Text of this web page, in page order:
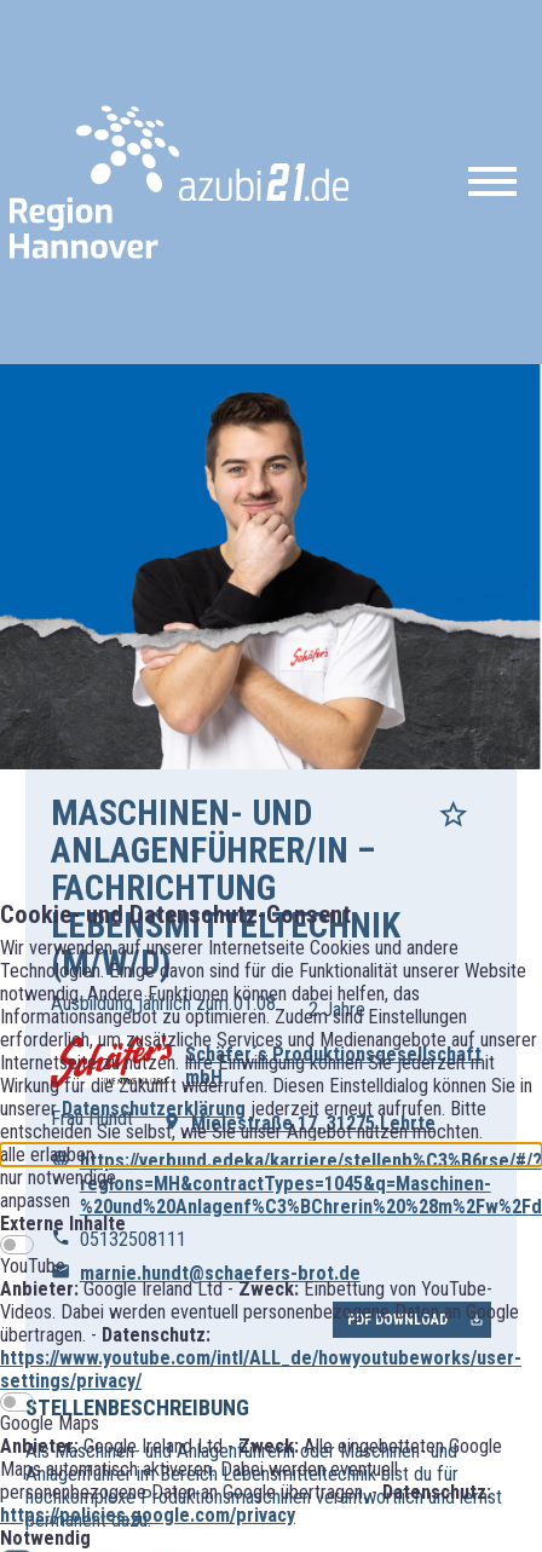
Cookie- und Datenschutz-Consent
Wir verwenden auf unserer Internetseite Cookies und andere
Technologien. Einige davon sind für die Funktionalität unserer Website
notwendig. Andere Funktionen können dabei helfen, das
Informationsangebot zu optimieren. Zudem sind Einstellungen
erforderlich, um zusätzliche Services und Medienangebote auf unserer
Internetseite zu nutzen. Ihre Einwilligung können Sie jederzeit mit
Wirkung für die Zukunft widerrufen. Diesen Einstelldialog können Sie in
unsererDatenschutzerklärung jederzeit erneut aufrufen. Bitte
entscheiden Sie selbst, wie Sie unser Angebot nutzen möchten.
alle erlauben
nur notwendige
anpassen
Externe Inhalte
YouTube
Anbieter:Google Ireland Ltd -Zweck:Einbettung von YouTube-
Videos. Dabei werden eventuell personenbezogene Daten an Google
übertragen. - Datenschutz:
https://www.youtube.com/intl/ALL_de/howyoutubeworks/user-
settings/privacy/
Google Maps
Anbieter:Google Ireland Ltd -Zweck:Alle eingebetteten Google
Maps automatisch aktiveren. Dabei werden eventuell
personenbezogene Daten an Google übertragen. -Datenschutz:
https://policies.google.com/privacy
Notwendig
MASCHINEN- UND
ANLAGENFÜHRER/IN –
FACHRICHTUNG
LEBENSMITTELTECHNIK
(M/W/D)
Ausbildung jährlich zum 01.08.
2 Jahre
Schäfer´s Produktionsgesellschaft
mbH
Frau Hundt
Mielestraße 17, 31275 Lehrte
https://verbund.edeka/karriere/stellenb%C3%B6rse/#/?
regions=MH&contractTypes=1045&q=Maschinen-
05132508111
marnie.hundt@schaefers-brot.de
PDF DOWNLOAD
STELLENBESCHREIBUNG
Als Maschinen- und Anlagenführerin oder Maschinen- und
Anlagenführer im Bereich Lebensmitteltechnik bist du für
hochkomplexe Produktionsmaschinen verantwortlich und lernst
permanent dazu.